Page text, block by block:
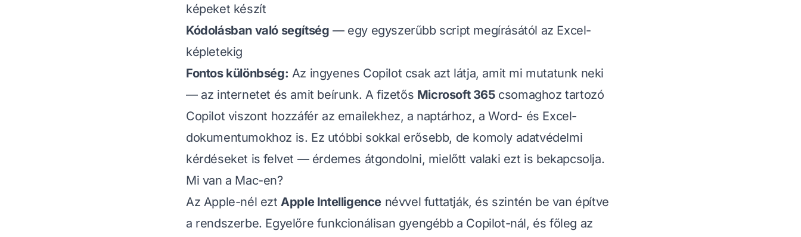
képeket készít
Kódolásban való segítség — egy egyszerűbb script megírásától az Excel-
képletekig
Fontos különbség: Az ingyenes Copilot csak azt látja, amit mi mutatunk neki
— az internetet és amit beírunk. A fizetős Microsoft 365csomaghoz tartozó
Copilot viszont hozzáfér az emailekhez, a naptárhoz, a Word- és Excel-
dokumentumokhoz is. Ez utóbbi sokkal erősebb, de komoly adatvédelmi
kérdéseket is felvet — érdemes átgondolni, mielőtt valaki ezt is bekapcsolja.
Mi van a Mac-en?
Az Apple-nél eztApple Intelligence névvel futtatják, és szintén be van építve
a rendszerbe. Egyelőre funkcionálisan gyengébb a Copilot-nál, és főleg az